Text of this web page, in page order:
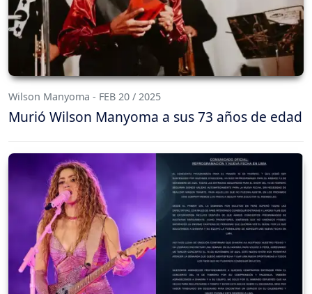
Wilson Manyoma - FEB 20 / 2025
Murió Wilson Manyoma a sus 73 años de edad